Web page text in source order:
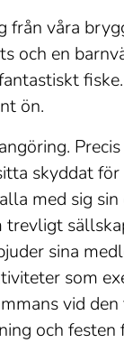
våra
och en
ön.
skyddat för
med sig
sina
som
vid den
och